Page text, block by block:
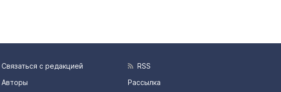
Связаться с редакцией
Авторы
RSS
Рассылка